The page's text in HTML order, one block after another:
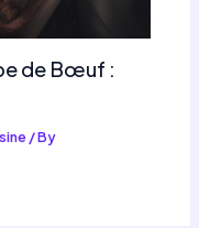
de Bœuf :
/ By